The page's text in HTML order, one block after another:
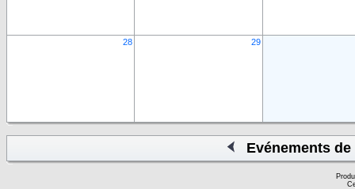
28 29
Evénements